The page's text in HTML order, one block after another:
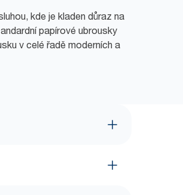
kde je kladen důraz na
papírové ubrousky
v celé řadě moderních a